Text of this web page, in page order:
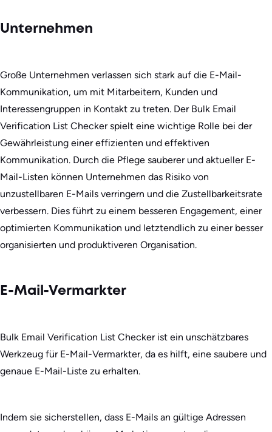
Unternehmen
Große Unternehmen verlassen sich stark auf die E-Mail-
Kommunikation, um mit Mitarbeitern, Kunden und
Interessengruppen in Kontakt zu treten. Der Bulk Email
Verification List Checker spielt eine wichtige Rolle bei der
Gewährleistung einer effizienten und effektiven
Kommunikation. Durch die Pflege sauberer und aktueller E-
Mail-Listen können Unternehmen das Risiko von
unzustellbaren E-Mails verringern und die Zustellbarkeitsrate
verbessern. Dies führt zu einem besseren Engagement, einer
optimierten Kommunikation und letztendlich zu einer besser
organisierten und produktiveren Organisation.
E-Mail-Vermarkter
Bulk Email Verification List Checker ist ein unschätzbares
Werkzeug für E-Mail-Vermarkter, da es hilft, eine saubere und
genaue E-Mail-Liste zu erhalten.
Indem sie sicherstellen, dass E-Mails an gültige Adressen